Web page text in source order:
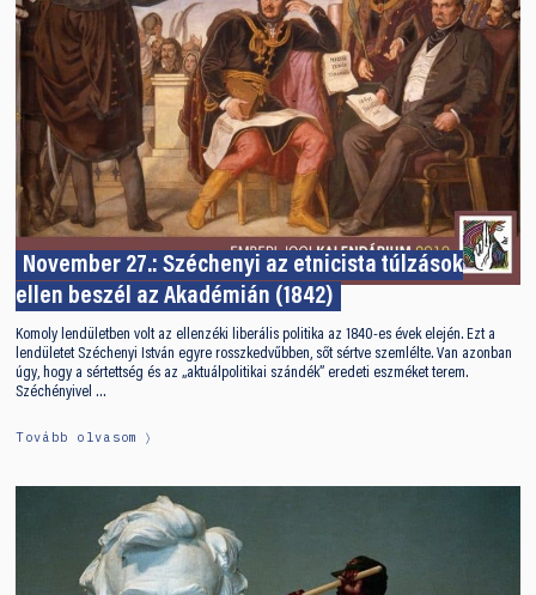
November 27.: Széchenyi az etnicista túlzások
ellen beszél az Akadémián (1842)
Komoly lendületben volt az ellenzéki liberális politika az 1840-es évek elején. Ezt a
lendületet Széchenyi István egyre rosszkedvűbben, sőt sértve szemlélte. Van azonban
úgy, hogy a sértettség és az „aktuálpolitikai szándék” eredeti eszméket terem.
Széchényivel …
Tovább olvasom